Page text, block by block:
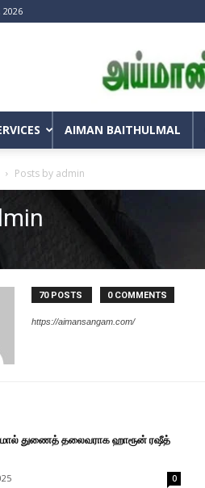
2026
AIMAN BAITHULMAL
Posts by admin
70 POSTS 0 COMMENTS
https://aimansangam.com/
துணைத் தலைவராக ஹாரூன் ரஷீத்
0